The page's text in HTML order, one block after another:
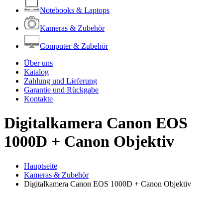
Notebooks & Laptops
Kameras & Zubehör
Computer & Zubehör
Über uns
Katalog
Zahlung und Lieferung
Garantie und Rückgabe
Kontakte
Digitalkamera Canon EOS
1000D + Canon Objektiv
Hauptseite
Kameras & Zubehör
Digitalkamera Canon EOS 1000D + Canon Objektiv